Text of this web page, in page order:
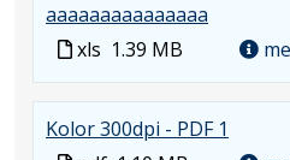
formacie:
pdf
w
nowej
aaaaaaaaaaaaaaa
xls
Plik
xls 1.39 MB
Kolor 300dpi - PDF 1